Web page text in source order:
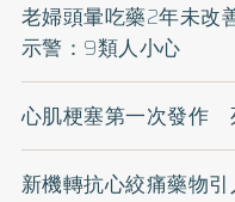
老婦頭暈吃藥2年未
示警：9類人小心
心肌梗塞第一次發作
新機轉抗心絞痛藥物